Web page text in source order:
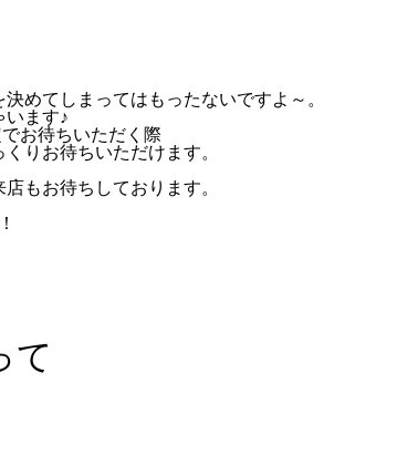
めてしまってはもったないですよ～。
います♪
お待ちいただく際
りお待ちいただけます。
もお待ちしております。
て